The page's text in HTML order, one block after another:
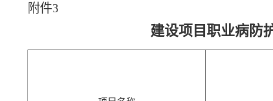
附件3
建设项目职业病防